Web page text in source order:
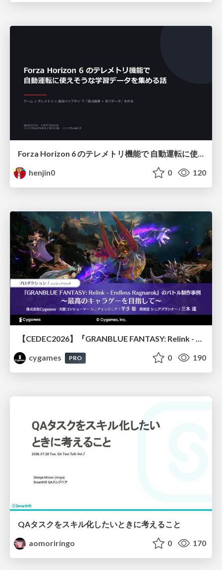
Forza Horizon 6 のテレメトリ機能で 自動運転に使えそうな学習データを集める話
henjin0
0 120
【CEDEC2026】『GRANBLUE FANTASY: Relink - Endless Ragnarok』のバトル制作事例 ～最高のキャラゲーを目指して～
cygames
PRO 0 190
QAタスクをスキル化したいときに考えること
aomoriringo
0 170